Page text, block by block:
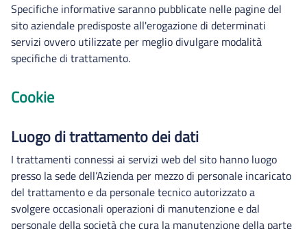
Specifiche informative saranno pubblicate nelle pagine del
sito aziendale predisposte all'erogazione di determinati
servizi ovvero utilizzate per meglio divulgare modalità
specifiche di trattamento.
Cookie
Luogo di trattamento dei dati
I trattamenti connessi ai servizi web del sito hanno luogo
presso la sede dell’Azienda per mezzo di personale incaricato
del trattamento e da personale tecnico autorizzato a
svolgere occasionali operazioni di manutenzione e dal
personale della società che cura la manutenzione della parte